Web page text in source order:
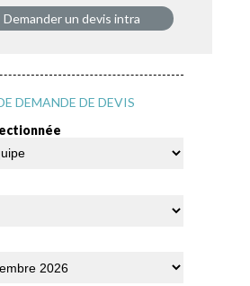
Demander un devis intra
DEMANDE DE DEVIS